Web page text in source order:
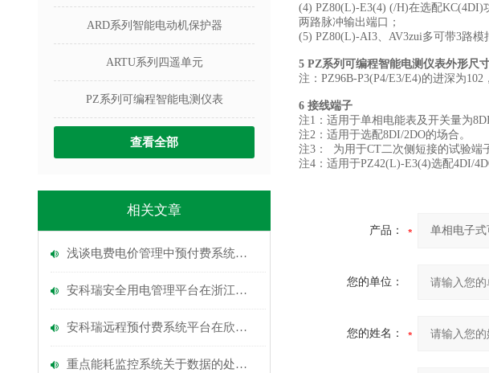
ARD系列智能电动机保护器
ARTU系列四遥单元
PZ系列可编程智能电测仪表
查看全部
相关文章
浅谈电费电价管理中预付费系统的*措施与应用
安科瑞安全用电管理平台在浙江亿得化工有限公司的应用
安科瑞远程预付费系统平台在欣雅汇生活广场的设计与应用
重点能耗监控系统关于数据的处理及存储功能介绍
(4) PZ80(L)-E3(4) (/H)在选配
两路脉冲输出端口；
(5) PZ80(L)-AI3、AV3zui多可带3路模
5 PZ系列可编程智能电测仪表外形尺
注：PZ96B-P3(P4/E3/E4)的进深为
6 接线端子
注1：适用于单相电能表及开关量为
注2：适用于选配8DI/2DO的场合。
注3：
为用于CT二次侧短接的试验端
注4：适用于PZ42(L)-E3(4)选配4DI/
产品：
您的单位：
您的姓名：